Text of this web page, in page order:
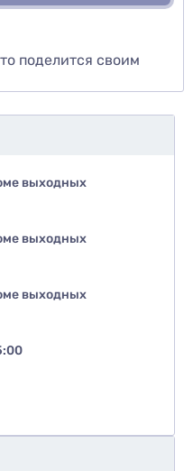
поделится своим
выходных
выходных
выходных